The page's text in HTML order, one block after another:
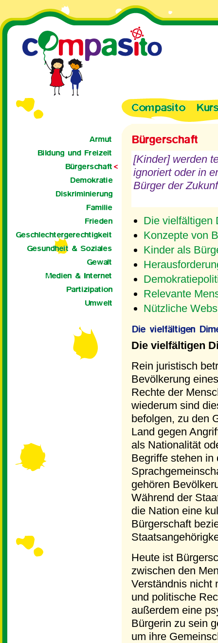
[Kinder] werden
ignoriert oder in
Bürger der
Die vielfältigen
Konzepte von
Kinder als
Relevante
Nützliche
Die vielfältigen
Rein juristisch
Bevölkerung
Rechte der
wiederum sind
befolgen, zu den
Land gegen
als Nationalität
Begriffe stehen in
gehören
Während der
die Nation eine
Bürgerschaft
Heute ist
zwischen den
Verständnis nicht
und politische
außerdem eine
Bürgerin zu sein
um ihre